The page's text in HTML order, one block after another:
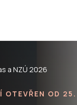
a NZÚ 2026
OTEVŘEN OD